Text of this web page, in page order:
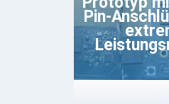
Pin-